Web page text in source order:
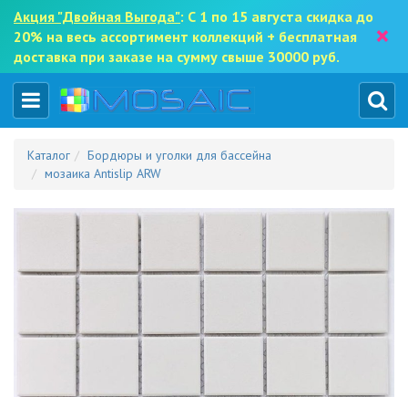
Акция "Двойная Выгода": С 1 по 15 августа скидка до
20% на весь ассортимент коллекций + бесплатная
доставка при заказе на сумму свыше 30000 руб.
×
Каталог
Бордюры и уголки для бассейна
мозаика Antislip ARW